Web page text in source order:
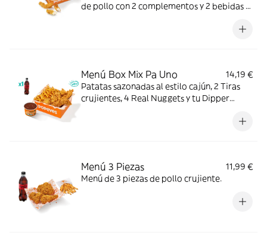
de pollo con 2 complementos y 2 bebidas a
Menú Box Mix Pa Uno
14,19 €
Patatas sazonadas al estilo cajún, 2 Tiras
crujientes, 4 Real Nuggets y tu Dipper
Menú 3 Piezas
11,99 €
Menú de 3 piezas de pollo crujiente.